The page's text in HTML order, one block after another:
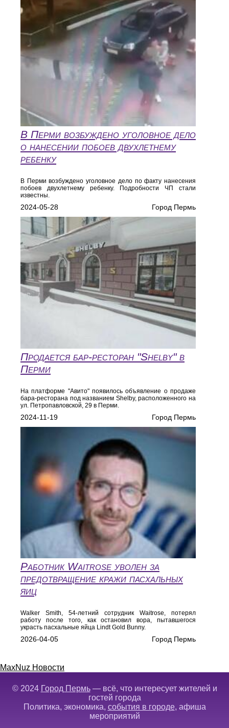
В Перми возбуждено уголовное дело
о нанесении побоев двухлетнему
ребенку
В Перми возбуждено уголовное дело по факту нанесения
побоев двухлетнему ребенку. Подробности ЧП стали
известны.
2024-05-28 Город Пермь
Продается бар-ресторан "Shelby" в
Перми
На платформе "Авито" появилось объявление о продаже
бара-ресторана под названием Shelby, расположенного на
ул. Петропавловской, 29 в Перми.
2024-11-19 Город Пермь
Работник Waitrose уволен за
предотвращение кражи пасхальных
яиц
Walker Smith, 54-летний сотрудник Waitrose, потерял
работу после того, как остановил вора, пытавшегося
украсть пасхальные яйца Lindt Gold Bunny.
2026-04-05 Город Пермь
MaxNuz Новости
© 2024 Город Пермь— всё, что интересует жителей и
гостей города
Политика, экономика, события в городе, афиша
мероприятий